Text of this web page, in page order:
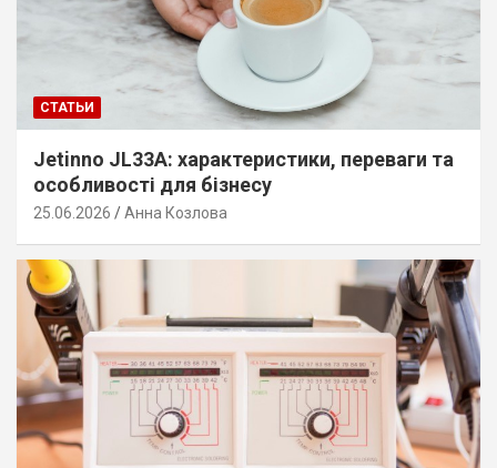
СТАТЬИ
Jetinno JL33A: характеристики, переваги та
особливості для бізнесу
25.06.2026 Анна Козлова